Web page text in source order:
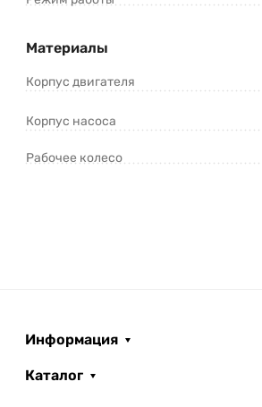
Материалы
Корпус двигателя
Корпус насоса
Рабочее колесо
Информация
Каталог